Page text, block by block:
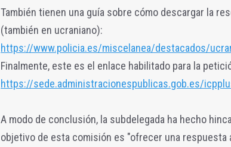
También tienen una guía sobre cómo descargar la
(también en ucraniano):
https://www.policia.es/miscelanea/destacados/
Finalmente, este es el enlace habilitado para la
https://sede.administracionespublicas.gob.es/
A modo de conclusión, la subdelegada ha hecho
objetivo de esta comisión es "ofrecer una respuesta